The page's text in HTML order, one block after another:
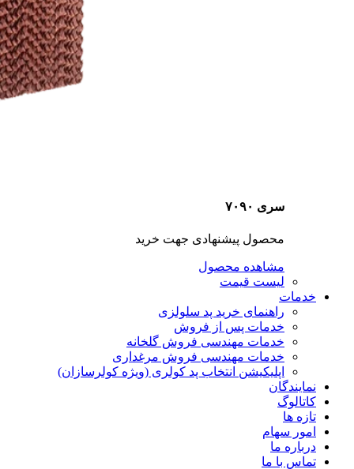
سری ۷۰۹۰
محصول پیشنهادی جهت خرید
مشاهده محصول
لیست قیمت
خدمات
راهنمای خرید پد سلولزی
خدمات پس از فروش
خدمات مهندسی فروش گلخانه
خدمات مهندسی فروش مرغداری
اپلیکیشن انتخاب پد کولری (ویژه کولرسازان)
نمایندگان
کاتالوگ
تازه ها
امور سهام
درباره ما
تماس با ما